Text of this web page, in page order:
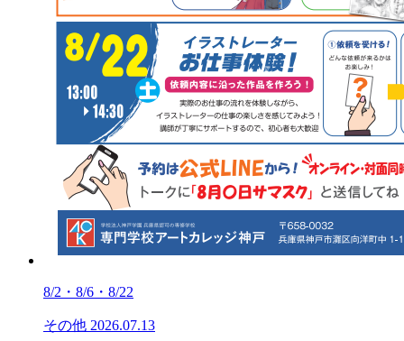
8/2・8/6・8/22
その他 2026.07.13